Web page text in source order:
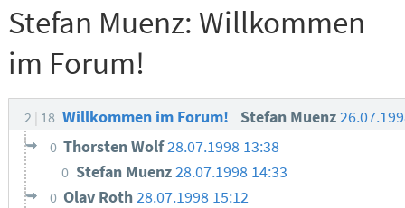
Stefan Muenz: Willkommen
im Forum!
2 18 Willkommen im Forum! Stefan Muenz
0 Thorsten Wolf28.07.1998 13:38
0 Stefan Muenz28.07.1998 14:33
0 Olav Roth28.07.1998 15:12